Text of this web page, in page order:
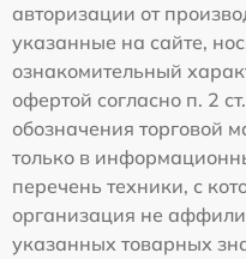
авторизации от
указанные на сайте,
ознакомительный
офертой согласно п. 2
обозначения торговой
только в
перечень техники, с
организация не
указанных товарных